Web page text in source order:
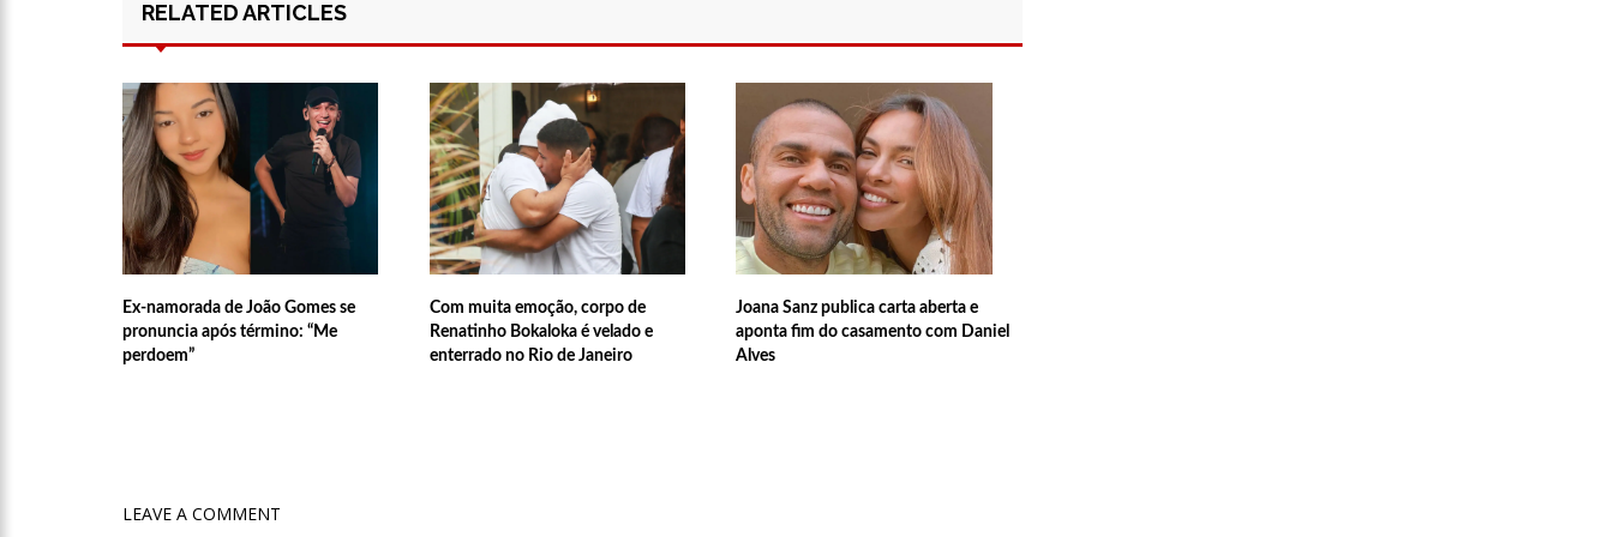
11:36
Acusado de divulgar fotos de corpo de Marília Mendonça e de outros artistas mortos
vira réu
Casal é surpreendido com gravidez de sêxtuplos e pai ‘passa mal’
11:22
UEA e Sejusc lançam cursos de capacitação para atendimento a Pessoas com
RELATED ARTICLES
Ex-namorada de João Gomes se
pronuncia após término: “Me
perdoem”
Com muita emoção, corpo de
Renatinho Bokaloka é velado e
enterrado no Rio de Janeiro
Joana Sanz publica carta aberta e
aponta fim do casamento com Daniel
Alves
LEAVE A COMMENT